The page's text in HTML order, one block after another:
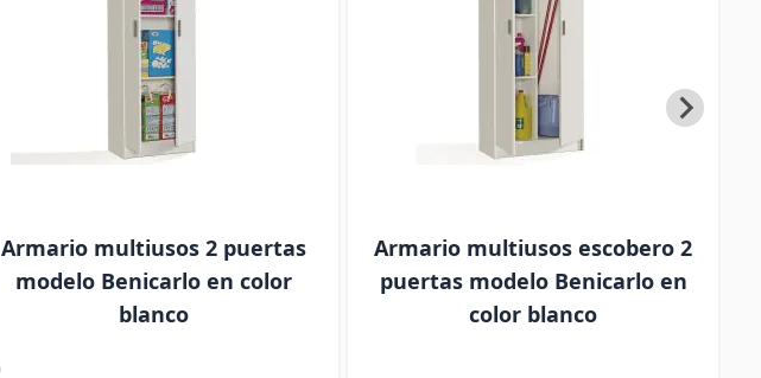
Armario multiusos 2 puertas
modelo Benicarlo en color
blanco
Armario multiusos escobero 2
puertas modelo Benicarlo en
color blanco